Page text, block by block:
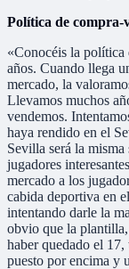
Política de compra-
«Conocéis la política
años. Cuando llega
mercado, la
Llevamos muchos
vendemos.
haya rendido en el
Sevilla será la
jugadores
mercado a los
cabida deportiva en
intentando darle la
obvio que la
haber quedado el
puesto por encima y